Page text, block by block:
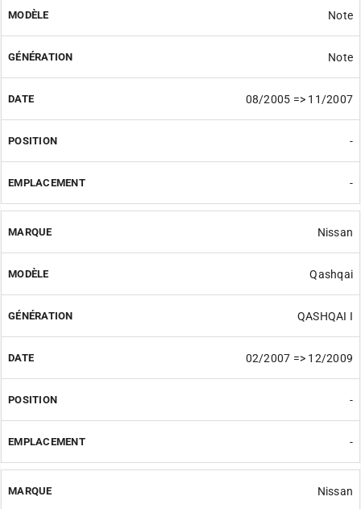
Note
Note
08/2005 => 11/2007
-
-
Nissan
Qashqai
QASHQAI I
02/2007 => 12/2009
-
-
Nissan